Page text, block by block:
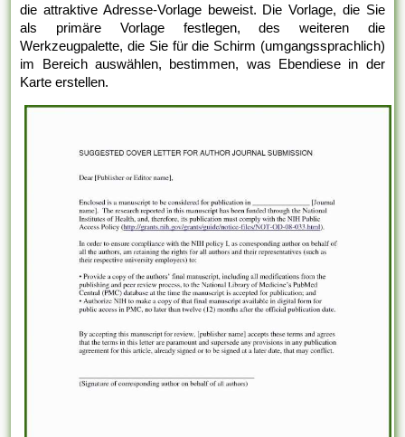
die attraktive Adresse-Vorlage beweist. Die Vorlage, die Sie
als primäre Vorlage festlegen, des weiteren die
Werkzeugpalette, die Sie für die Schirm (umgangssprachlich)
im Bereich auswählen, bestimmen, was Ebendiese in der
Karte erstellen.